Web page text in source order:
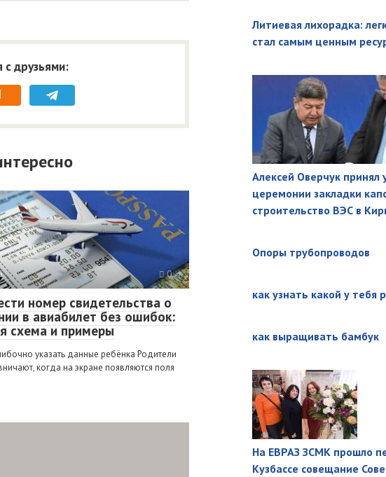
с друзьями:
0
номер свидетельства о
в авиабилет без ошибок:
схема и примеры
указать данные ребёнка Родители
когда на экране появляются поля
Литиевая лихорадка:
стал самым ценным
Алексей Оверчук принял
церемонии закладки
строительство ВЭС в
Опоры трубопроводов
как узнать какой у тебя
как выращивать бамбук
На ЕВРАЗ ЗСМК прошло
Кузбассе совещание